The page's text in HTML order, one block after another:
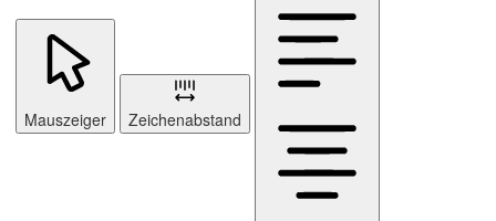
Mauszeiger Zeichenabstand